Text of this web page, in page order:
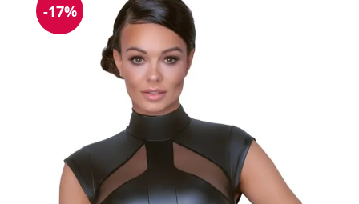
Reduzierung
-17%